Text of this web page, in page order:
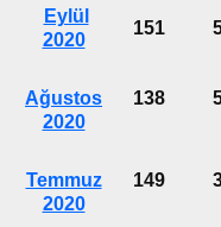
Eylül
2020
151
Ağustos
2020
138
Temmuz
2020
149